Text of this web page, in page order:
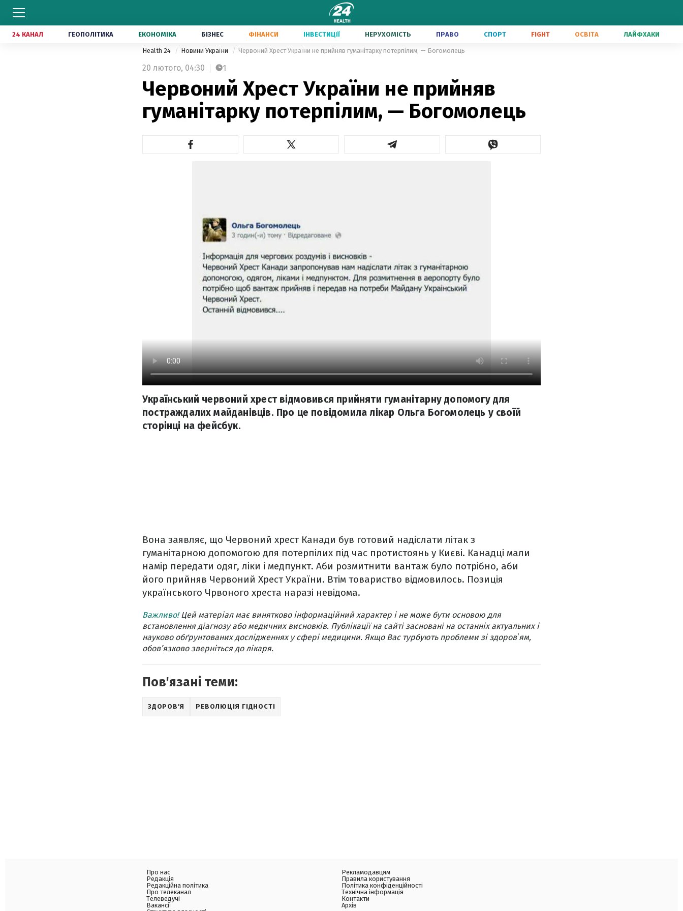
24 КАНАЛ ГЕОПОЛІТИКА ЕКОНОМІКА БІЗНЕС ФІНАНСИ ІНВЕСТИЦІЇ НЕРУХОМІСТЬ ПРАВО СПОРТ FIGHT ОСВІТА ЛАЙФХАКИ
Health 24 Новини України Червоний Хрест України не прийняв гуманітарку потерпілим, — Богомолець
20 лютого, 04:30 1
Червоний Хрест України не прийняв
гуманітарку потерпілим, — Богомолець
Український червоний хрест відмовився прийняти гуманітарну допомогу для
постраждалих майданівців. Про це повідомила лікар Ольга Богомолець у своїй
сторінці на фейсбук.
Вона заявляє, що Червоний хрест Канади був готовий надіслати літак з
гуманітарною допомогою для потерпілих під час протистоянь у Києві. Канадці мали
намір передати одяг, ліки і медпункт. Аби розмитнити вантаж було потрібно, аби
його прийняв Червоний Хрест України. Втім товариство відмовилось. Позиція
українського Чрвоного хреста наразі невідома.
Важливо!Цей матеріал має винятково інформаційний характер і не може бути основою для
встановлення діагнозу або медичних висновків. Публікації на сайті засновані на останніх актуальних і
науково обґрунтованих дослідженнях у сфері медицини. Якщо Вас турбують проблеми зі здоровʼям,
обов’язково зверніться до лікаря.
Пов'язані теми:
ЗДОРОВ'Я РЕВОЛЮЦІЯ ГІДНОСТІ
Про нас
Редакція
Редакційна політика
Про телеканал
Телеведучі
Вакансії
Рекламодавцям
Правила користування
Політика конфіденційності
Технічна інформація
Контакти
Архів